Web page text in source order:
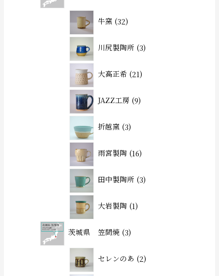
牛窯 32
川尻製陶所 3
大高正希 21
JAZZ工房 9
折越窯 3
雨宮製陶 16
田中製陶所 3
大岩製陶 1
茨城県 笠間焼 3
セレンのあ 2